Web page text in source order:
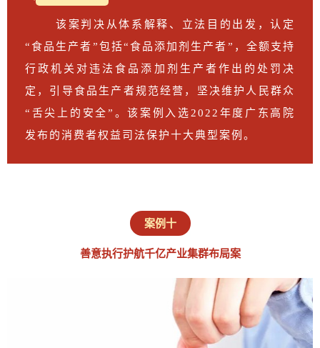
该案判决从体系解释、立法目的出发，认定
“食品生产者”包括“食品添加剂生产者”，全额支持
行政机关对违法食品添加剂生产者作出的处罚决
定，引导食品生产者规范经营，坚决维护人民群众
“舌尖上的安全”。该案例入选2022年度广东高院
发布的消费者权益司法保护十大典型案例。
案例十
善意执行护航千亿产业集群布局案